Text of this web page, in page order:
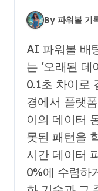
By 파워볼 기
AI 파워볼 배팅에서 가장 치명적인 오류
는 ‘오래된 데
0.1초 차이로
경에서 플랫
이의 데이터
못된 패턴을
시간 데이터
0%에 수렴하